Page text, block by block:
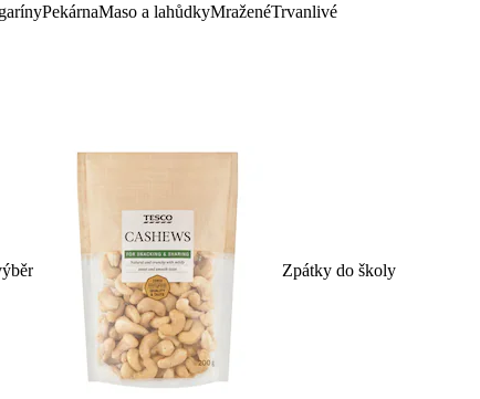
PekárnaMaso a lahůdkyMraženéTrvanlivé
Zpátky do školy